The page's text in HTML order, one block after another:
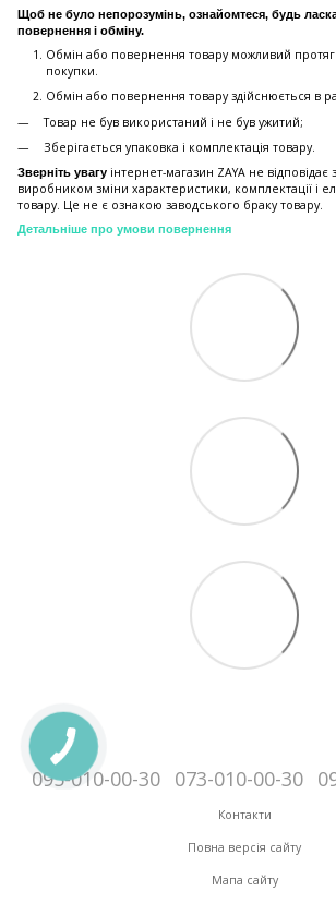
Щоб не було непорозумінь, ознайомтеся, будь
повернення і обміну.
Обмін або повернення товару можливий
покупки.
Обмiн або повернення товару здійснюється в
Товар не був використаний і не був ужитий;
Зберiгається упаковка і комплектація товару.
Зверніть увагу інтернет-магазин ZAYA не відповідає
виробником зміни характеристики, комплектації і
товару. Це не є ознакою заводського браку товару.
Детальніше про умови повернення
095-010-00-30 073-010-00-30
Контакти
Повна версія сайту
Мапа сайту